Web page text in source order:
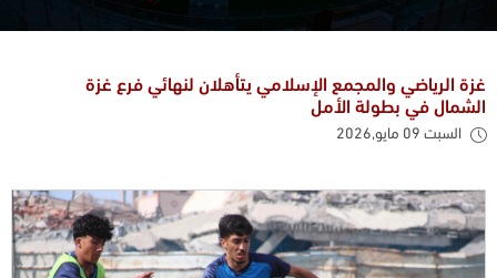
غزة الرياضي والمجمع الإسلامي يتأهلان لنهائي فرع غزة
الشمال في بطولة الأمل
السبت 09 مايو,2026